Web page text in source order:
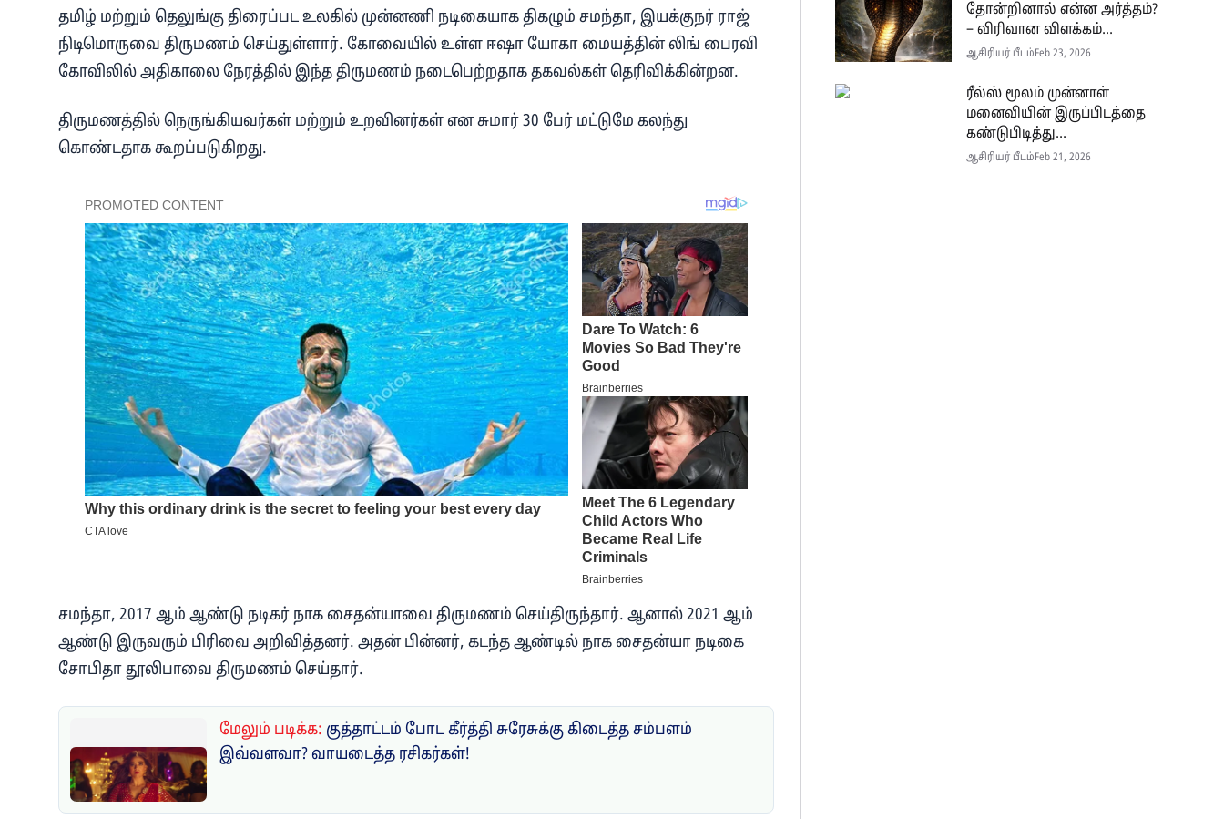
தமிழ் மற்றும் தெலுங்கு திரைப்பட உலகில் முன்னணி நடிகையாக திகழும் சமந்தா, இயக்குநர் ராஜ்
நிடிமொருவை திருமணம் செய்துள்ளார். கோவையில் உள்ள ஈஷா யோகா மையத்தின் லிங் பைரவி
கோவிலில் அதிகாலை நேரத்தில் இந்த திருமணம் நடைபெற்றதாக தகவல்கள் தெரிவிக்கின்றன.
திருமணத்தில் நெருங்கியவர்கள் மற்றும் உறவினர்கள் என சுமார் 30 பேர் மட்டுமே கலந்து
கொண்டதாக கூறப்படுகிறது.
சமந்தா, 2017 ஆம் ஆண்டு நடிகர் நாக சைதன்யாவை திருமணம் செய்திருந்தார். ஆனால் 2021 ஆம்
ஆண்டு இருவரும் பிரிவை அறிவித்தனர். அதன் பின்னர், கடந்த ஆண்டில் நாக சைதன்யா நடிகை
சோபிதா தூலிபாவை திருமணம் செய்தார்.
மேலும் படிக்க: குத்தாட்டம் போட கீர்த்தி சுரேசுக்கு கிடைத்த சம்பளம்
இவ்வளவா? வாயடைத்த ரசிகர்கள்!
தோன்றினால் என்ன அர்த்தம்?
– விரிவான விளக்கம்...
ஆசிரியர் பீடம்Feb 23, 2026
ரீல்ஸ் மூலம் முன்னாள்
மனைவியின் இருப்பிடத்தை
கண்டுபிடித்து...
ஆசிரியர் பீடம்Feb 21, 2026